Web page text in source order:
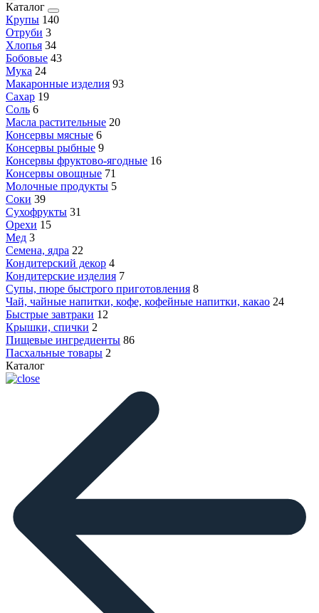
Каталог
Крупы 140
Отруби 3
Хлопья 34
Бобовые 43
Мука 24
Макаронные изделия 93
Сахар 19
Соль 6
Масла растительные 20
Консервы мясные 6
Консервы рыбные 9
Консервы фруктово-ягодные 16
Консервы овощные 71
Молочные продукты 5
Соки 39
Сухофрукты 31
Орехи 15
Мед 3
Семена, ядра 22
Кондитерский декор 4
Кондитерские изделия 7
Супы, пюре быстрого приготовления 8
Чай, чайные напитки, кофе, кофейные напитки, какао 24
Быстрые завтраки 12
Крышки, спички 2
Пищевые ингредиенты 86
Пасхальные товары 2
Каталог